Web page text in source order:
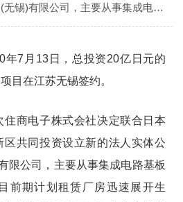
无锡)有限公司，主要从事集成电路
。该项目
年7月13日，总投资20亿日元的
目在江苏无锡签约。
商电子株式会社决定联合日本
区共同投资设立新的法人实体公
公司，主要从事集成电路基板
前期计划租赁厂房迅速展开生